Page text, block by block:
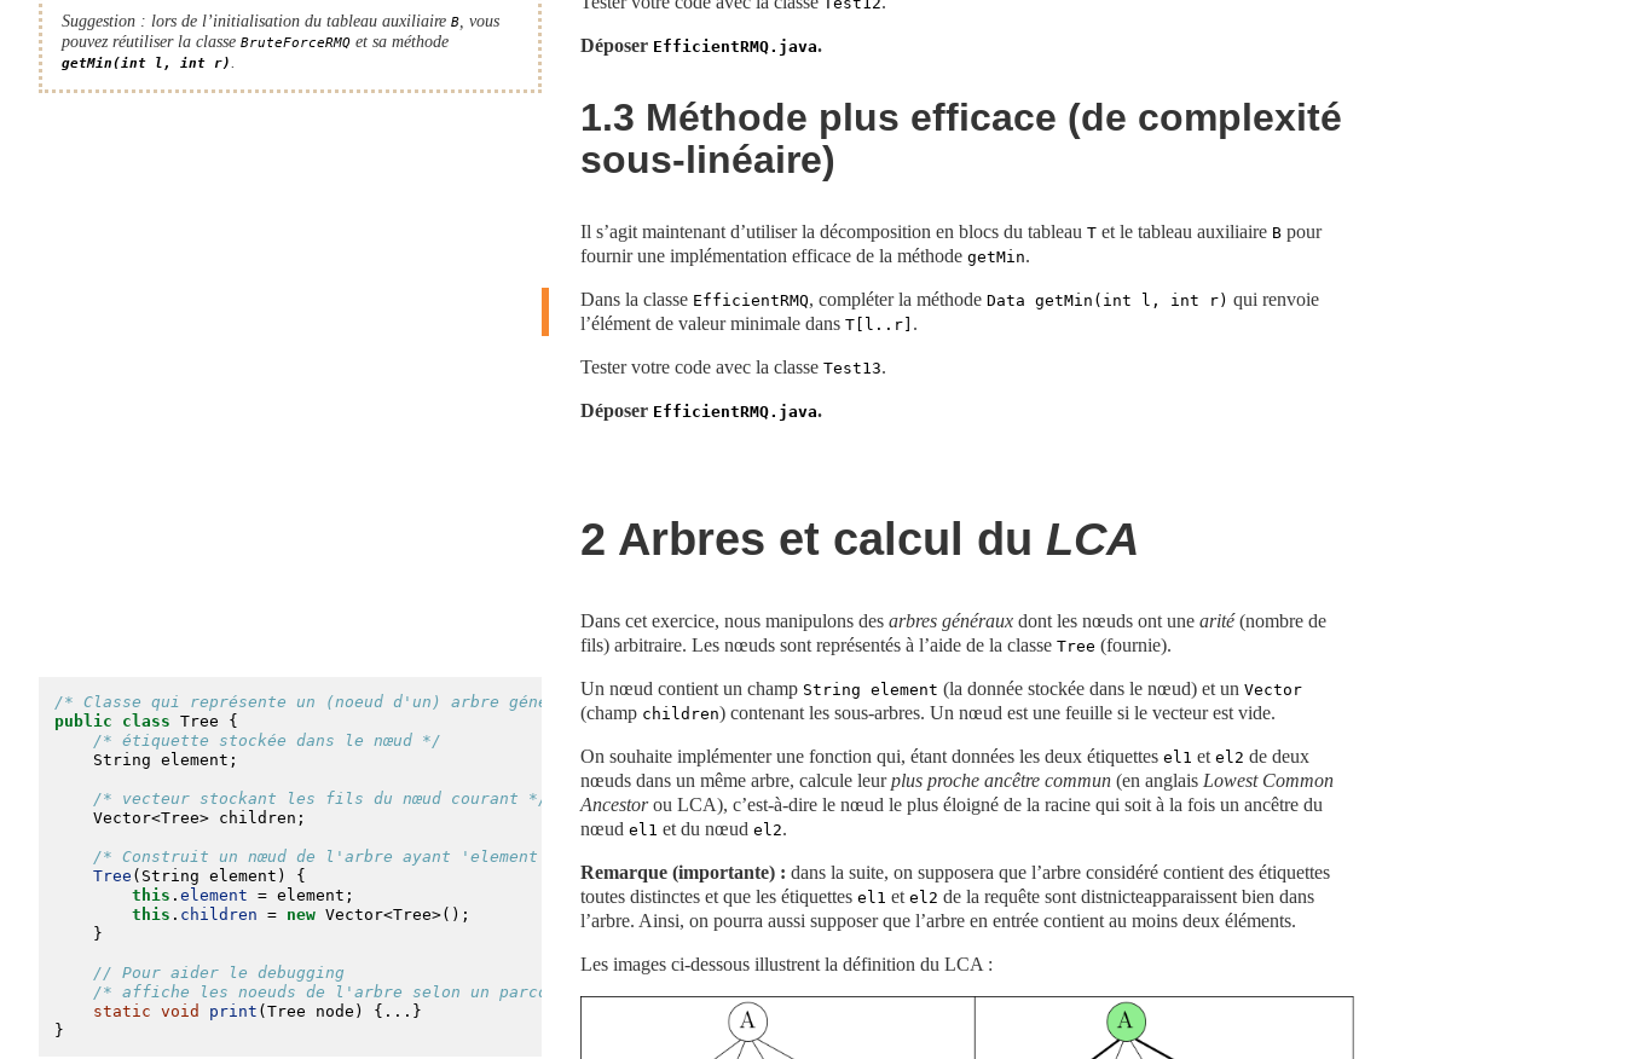
Suggestion : lors de l’initialisation du tableau auxiliaireB, vous
pouvez réutiliser la classeBruteForceRMQ et sa méthode
getMin(int l, int r).
Déposer EfficientRMQ.java.
1.3 Méthode plus efficace (de complexité
sous-linéaire)
Il s’agit maintenant d’utiliser la décomposition en blocs du tableau T et le tableau auxiliaire B pour
fournir une implémentation efficace de la méthode getMin.
Dans la classe EfficientRMQ, compléter la méthode Data getMin(int l, int r) qui renvoie
l’élément de valeur minimale dans T[l..r] .
Tester votre code avec la classe Test13.
Déposer EfficientRMQ.java.
2 Arbres et calcul du LCA
Dans cet exercice, nous manipulons des arbres généraux dont les nœuds ont une arité(nombre de
fils) arbitraire. Les nœuds sont représentés à l’aide de la classe Tree (fournie).
/* Classe qui représente un (noeud d'un) arbre général */
public
class Tree {
/* étiquette stockée dans le nœud */
String element;
/* vecteur stockant les fils du nœud courant */
Vector<Tree> children;
/* Construit un nœud de l'arbre ayant 'element' pour étiquette. */
Tree ( String element) {
this . element = element;
this . children = new Vector<Tree>();
    }
// Pour aider le debugging
/* affiche les noeuds de l'arbre selon un parcours BFS (par niveaux) */
static void print (Tree node) {...}
}
Un nœud contient un champ String element (la donnée stockée dans le nœud) et un Vector
(champ children) contenant les sous-arbres. Un nœud est une feuille si le vecteur est vide.
On souhaite implémenter une fonction qui, étant données les deux étiquettes el1 et el2 de deux
nœuds dans un même arbre, calcule leurplus proche ancêtre commun (en anglais Lowest Common
Ancestorou LCA), c’est-à-dire le nœud le plus éloigné de la racine qui soit à la fois un ancêtre du
nœud el1 et du nœud el2.
Remarque (importante) : dans la suite, on supposera que l’arbre considéré contient des étiquettes
toutes distinctes et que les étiquettes el1 et el2 de la requête sont distnicteapparaissent bien dans
l’arbre. Ainsi, on pourra aussi supposer que l’arbre en entrée contient au moins deux éléments.
Les images ci-dessous illustrent la définition du LCA :